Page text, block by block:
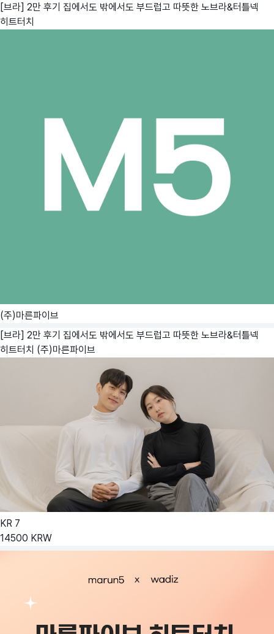
[브라] 2만 후기 집에서도 밖에서도 부드럽고 따뜻한 노브라&터틀넥
히트터치
(주)마른파이브
[브라] 2만 후기 집에서도 밖에서도 부드럽고 따뜻한 노브라&터틀넥
히트터치 (주)마른파이브
KR 7
14500 KRW